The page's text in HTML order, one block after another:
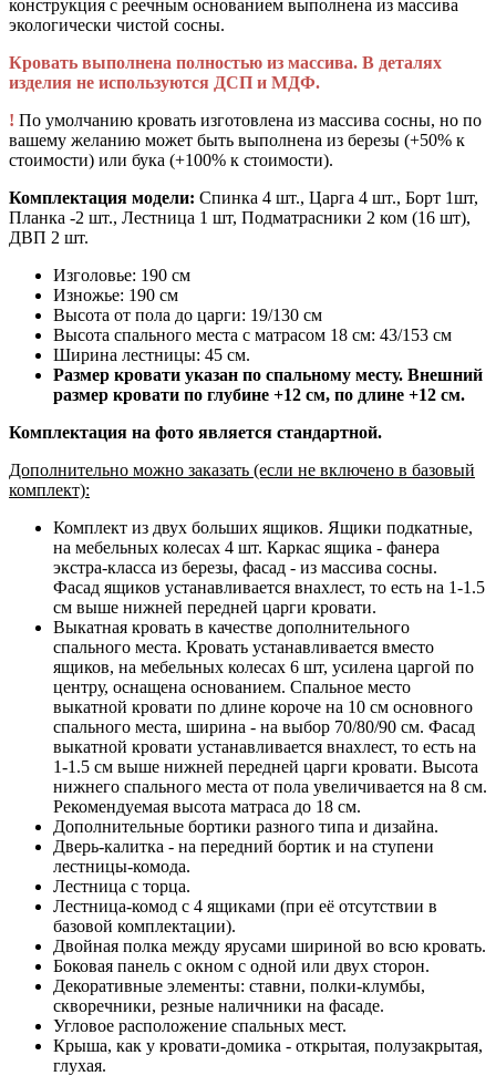
конструкция с реечным основанием выполнена из массива
экологически чистой сосны.
Кровать выполнена полностью из массива. В деталях
изделия не используются ДСП и МДФ.
! По умолчанию кровать изготовлена из массива сосны, но по
вашему желанию может быть выполнена из березы (+50% к
стоимости) или бука (+100% к стоимости).
Комплектация модели: Спинка 4 шт., Царга 4 шт., Борт 1шт,
Планка -2 шт., Лестница 1 шт, Подматрасники 2 ком (16 шт),
ДВП 2 шт.
Изголовье: 190 см
Изножье: 190 см
Высота от пола до царги: 19/130 см
Высота спального места с матрасом 18 см: 43/153 см
Ширина лестницы: 45 см.
Размер кровати указан по спальному месту. Внешний
размер кровати по глубине +12 см, по длине +12 см.
Комплектация на фото является стандартной.
Дополнительно можно заказать (если не включено в базовый
комплект):
Комплект из двух больших ящиков. Ящики подкатные,
на мебельных колесах 4 шт. Каркас ящика - фанера
экстра-класса из березы, фасад - из массива сосны.
Фасад ящиков устанавливается внахлест, то есть на 1-1.5
см выше нижней передней царги кровати.
Выкатная кровать в качестве дополнительного
спального места. Кровать устанавливается вместо
ящиков, на мебельных колесах 6 шт, усилена царгой по
центру, оснащена основанием. Спальное место
выкатной кровати по длине короче на 10 см основного
спального места, ширина - на выбор 70/80/90 см. Фасад
выкатной кровати устанавливается внахлест, то есть на
1-1.5 см выше нижней передней царги кровати. Высота
нижнего спального места от пола увеличивается на 8 см.
Рекомендуемая высота матраса до 18 см.
Дополнительные бортики разного типа и дизайна.
Дверь-калитка - на передний бортик и на ступени
лестницы-комода.
Лестница с торца.
Лестница-комод с 4 ящиками (при её отсутствии в
базовой комплектации).
Двойная полка между ярусами шириной во всю кровать.
Боковая панель с окном с одной или двух сторон.
Декоративные элементы: ставни, полки-клумбы,
скворечники, резные наличники на фасаде.
Угловое расположение спальных мест.
Крыша, как у кровати-домика - открытая, полузакрытая,
глухая.